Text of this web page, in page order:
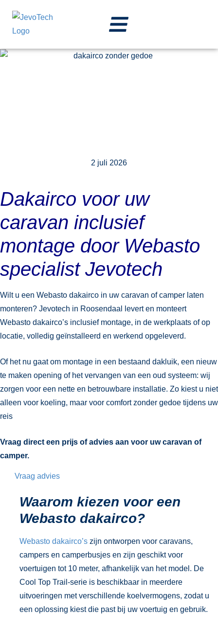
2 juli 2026
Dakairco voor uw
caravan inclusief
montage door Webasto
specialist Jevotech
Wilt u een Webasto dakairco in uw caravan of camper laten
monteren? Jevotech in Roosendaal levert en monteert
Webasto dakairco’s inclusief montage, in de werkplaats of op
locatie, volledig geïnstalleerd en werkend opgeleverd.
Of het nu gaat om montage in een bestaand dakluik, een nieuw
te maken opening of het vervangen van een oud systeem: wij
zorgen voor een nette en betrouwbare installatie. Zo kiest u niet
alleen voor koeling, maar voor comfort zonder gedoe tijdens uw
reis
Vraag direct een prijs of advies aan voor uw caravan of
camper.
Vraag advies
Waarom kiezen voor een
Webasto dakairco?
Webasto dakairco’s zijn ontworpen voor caravans,
campers en camperbusjes en zijn geschikt voor
voertuigen tot 10 meter, afhankelijk van het model. De
Cool Top Trail-serie is beschikbaar in meerdere
uitvoeringen met verschillende koelvermogens, zodat u
een oplossing kiest die past bij uw voertuig en gebruik.